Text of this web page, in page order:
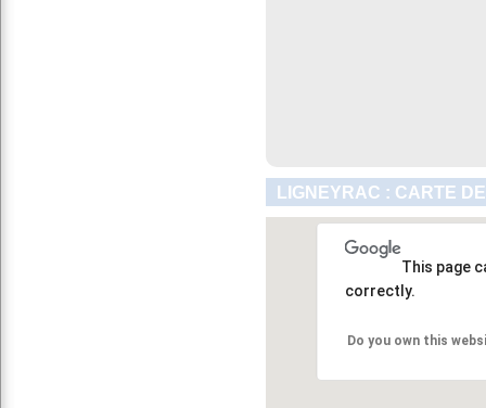
LIGNEYRAC : CARTE
This page
correctly.
Do you own this